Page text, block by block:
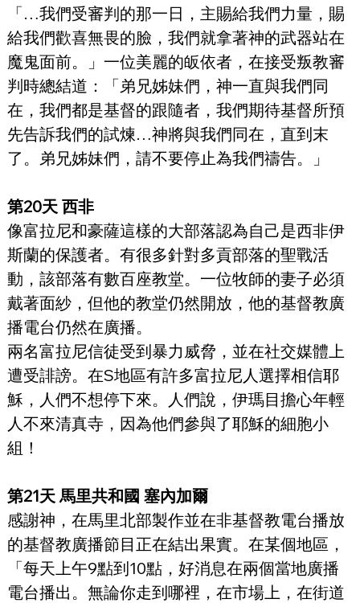
「…我們受審判的那一日，主賜給我們力量，賜
給我們歡喜無畏的臉，我們就拿著神的武器站在
魔鬼面前。」一位美麗的皈依者，在接受叛教審
判時總結道：「弟兄姊妹們，神一直與我們同
在，我們都是基督的跟隨者，我們期待基督所預
先告訴我們的試煉…神將與我們同在，直到末
了。弟兄姊妹們，請不要停止為我們禱告。」
第20天 西非
像富拉尼和豪薩這樣的大部落認為自己是西非伊
斯蘭的保護者。有很多針對多貢部落的聖戰活
動，該部落有數百座教堂。一位牧師的妻子必須
戴著面紗，但他的教堂仍然開放，他的基督教廣
播電台仍然在廣播。
兩名富拉尼信徒受到暴力威脅，並在社交媒體上
遭受誹謗。在S地區有許多富拉尼人選擇相信耶
穌，人們不想停下來。人們說，伊瑪目擔心年輕
人不來清真寺，因為他們參與了耶穌的細胞小
組！
第21天 馬里共和國 塞內加爾
感謝神，在馬里北部製作並在非基督教電台播放
的基督教廣播節目正在結出果實。在某個地區，
「每天上午9點到10點，好消息在兩個當地廣播
電台播出。無論你走到哪裡，在市場上，在街道